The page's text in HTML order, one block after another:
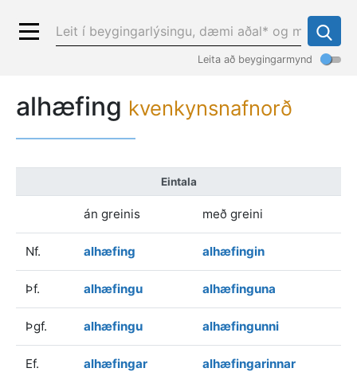
Leita að beygingarmynd
alhæfing kvenkynsnafnorð
Eintala
án greinis með greini
Nf. alhæfing alhæfingin
Þf. alhæfingu alhæfinguna
Þgf. alhæfingu alhæfingunni
Ef. alhæfingar alhæfingarinnar